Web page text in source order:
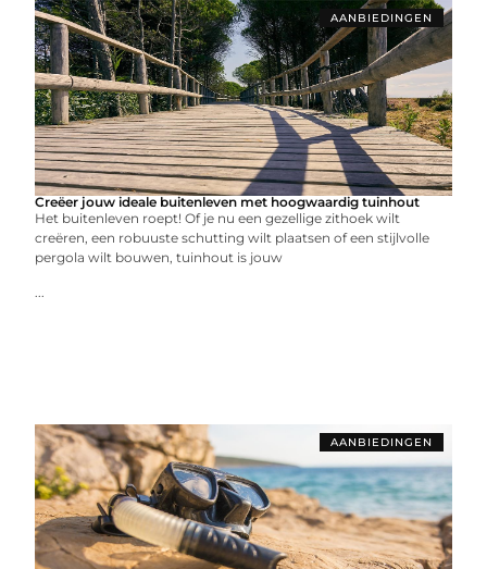
AANBIEDINGEN
Creëer jouw ideale buitenleven met hoogwaardig tuinhout
Het buitenleven roept! Of je nu een gezellige zithoek wilt
creëren, een robuuste schutting wilt plaatsen of een stijlvolle
pergola wilt bouwen, tuinhout is jouw
...
AANBIEDINGEN